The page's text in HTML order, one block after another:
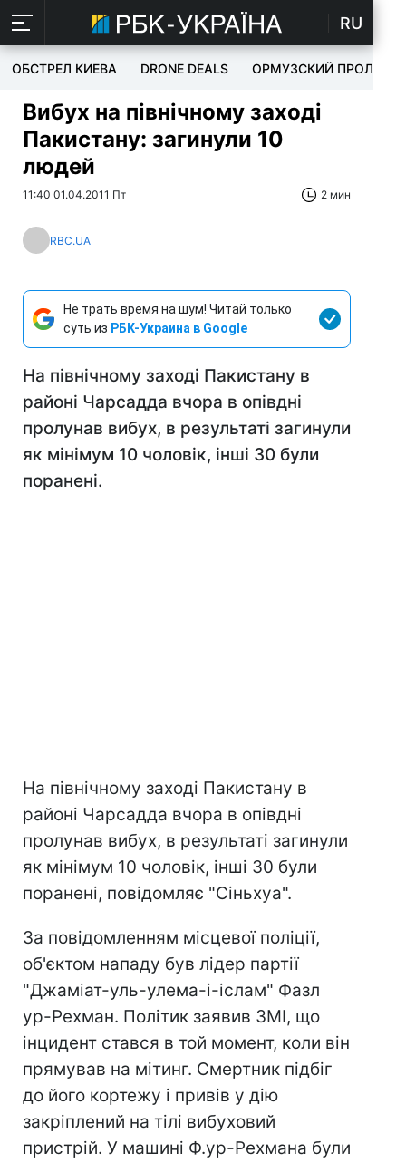
RU
ОБСТРЕЛ КИЕВА DRONE DEALS ОРМУЗСКИЙ ПРОЛИВ
Вибух на північному заході
Пакистану: загинули 10
людей
11:40 01.04.2011 Пт 2 мин
RBC.UA
Не трать время на шум! Читай только
суть из РБК-Украина в Google
На північному заході Пакистану в
районі Чарсадда вчора в опівдні
пролунав вибух, в результаті загинули
як мінімум 10 чоловік, інші 30 були
поранені.
На північному заході Пакистану в
районі Чарсадда вчора в опівдні
пролунав вибух, в результаті загинули
як мінімум 10 чоловік, інші 30 були
поранені, повідомляє "Сіньхуа".
За повідомленням місцевої поліції,
об'єктом нападу був лідер партії
"Джаміат-уль-улема-і-іслам" Фазл
ур-Рехман. Політик заявив ЗМІ, що
інцидент стався в той момент, коли він
прямував на мітинг. Смертник підбіг
до його кортежу і привів у дію
закріплений на тілі вибуховий
пристрій. У машині Ф.ур-Рехмана були